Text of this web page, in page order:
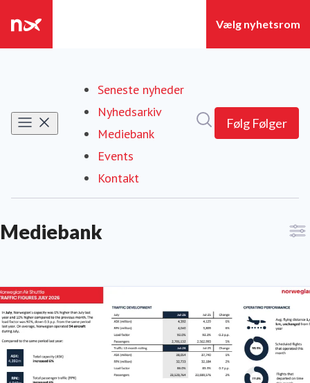
Seneste nyheder
Nyhedsarkiv
Mediebank
Events
Kontakt
Følg Følger
Mediebank